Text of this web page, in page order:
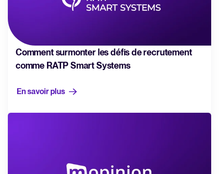
Comment surmonter les défis de recrutement
comme RATP Smart Systems
En savoir plus